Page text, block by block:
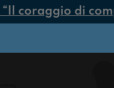
coraggio di